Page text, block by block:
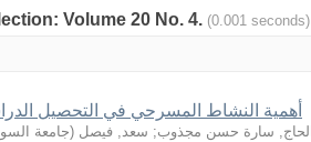
Volume 20 No. 4. (0.001 seconds)
أهمية النشاط المسرحي في التحصيل
الحاج, سارة حسن مجذوب; سعد, فيصل (جامعة